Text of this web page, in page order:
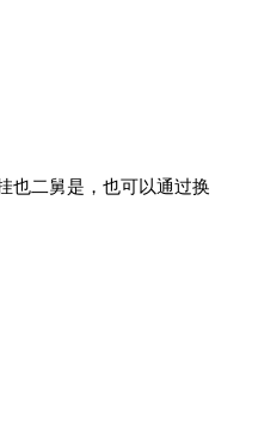
二舅是，也可以通过换